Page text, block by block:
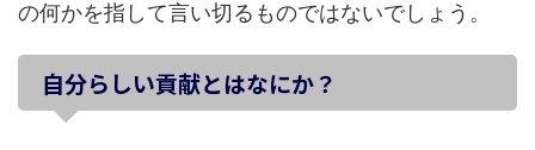
の何かを指して言い切るものではないでしょう。
自分らしい貢献とはなにか？